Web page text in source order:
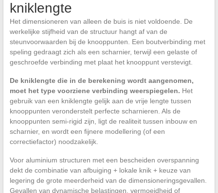
kniklengte
Het dimensioneren van alleen de buis is niet voldoende. De
werkelijke stijfheid van de structuur hangt af van de
steunvoorwaarden bij de knooppunten. Een boutverbinding met
speling gedraagt zich als een scharnier, terwijl een gelaste of
geschroefde verbinding met plaat het knooppunt verstevigt.
De kniklengte die in de berekening wordt aangenomen,
moet het type voorziene verbinding weerspiegelen. Het
gebruik van een kniklengte gelijk aan de vrije lengte tussen
knooppunten veronderstelt perfecte scharnieren. Als de
knooppunten semi-rigid zijn, ligt de realiteit tussen inbouw en
scharnier, en wordt een fijnere modellering (of een
correctiefactor) noodzakelijk.
Voor aluminium structuren met een bescheiden overspanning
dekt de combinatie van afbuiging + lokale knik + keuze van
legering de grote meerderheid van de dimensioneringsgevallen.
Gevallen van dynamische belastingen, vermoeidheid of